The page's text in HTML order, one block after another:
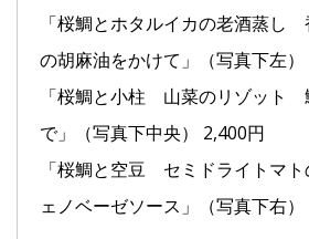
「桜鯛とホタルイカの老酒蒸し
の胡麻油をかけて」（写真下左）
「桜鯛と小柱 山菜のリゾット
で」（写真下中央） 2,400円
「桜鯛と空豆 セミドライトマ
ェノベーゼソース」（写真下右